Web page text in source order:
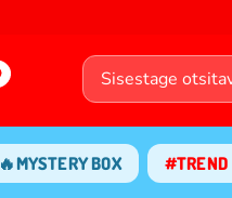
🔥MYSTERY BOX #TREND